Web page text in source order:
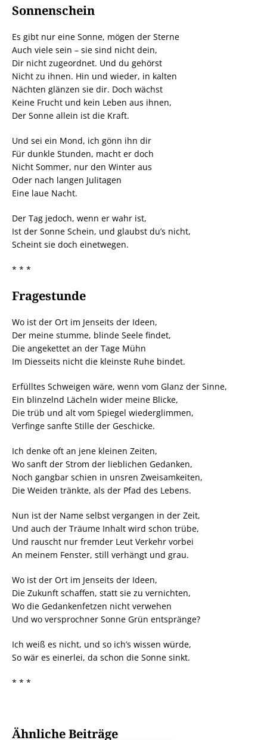
Sonnenschein
Es gibt nur eine Sonne, mögen der Sterne
Auch viele sein – sie sind nicht dein,
Dir nicht zugeordnet. Und du gehörst
Nicht zu ihnen. Hin und wieder, in kalten
Nächten glänzen sie dir. Doch wächst
Keine Frucht und kein Leben aus ihnen,
Der Sonne allein ist die Kraft.
Und sei ein Mond, ich gönn ihn dir
Für dunkle Stunden, macht er doch
Nicht Sommer, nur den Winter aus
Oder nach langen Julitagen
Eine laue Nacht.
Der Tag jedoch, wenn er wahr ist,
Ist der Sonne Schein, und glaubst du’s nicht,
Scheint sie doch einetwegen.
* * *
Fragestunde
Wo ist der Ort im Jenseits der Ideen,
Der meine stumme, blinde Seele findet,
Die angekettet an der Tage Mühn
Im Diesseits nicht die kleinste Ruhe bindet.
Erfülltes Schweigen wäre, wenn vom Glanz der Sinne,
Ein blinzelnd Lächeln wider meine Blicke,
Die trüb und alt vom Spiegel wiederglimmen,
Verfinge sanfte Stille der Geschicke.
Ich denke oft an jene kleinen Zeiten,
Wo sanft der Strom der lieblichen Gedanken,
Noch gangbar schien in unsren Zweisamkeiten,
Die Weiden tränkte, als der Pfad des Lebens.
Nun ist der Name selbst vergangen in der Zeit,
Und auch der Träume Inhalt wird schon trübe,
Und rauscht nur fremder Leut Verkehr vorbei
An meinem Fenster, still verhängt und grau.
Wo ist der Ort im Jenseits der Ideen,
Die Zukunft schaffen, statt sie zu vernichten,
Wo die Gedankenfetzen nicht verwehen
Und wo versprochner Sonne Grün entspränge?
Ich weiß es nicht, und so ich’s wissen würde,
So wär es einerlei, da schon die Sonne sinkt.
* * *
Ähnliche Beiträge